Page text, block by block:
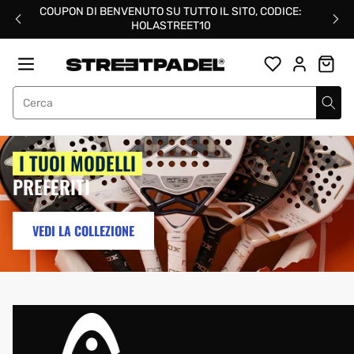
COUPON DI BENVENUTO SU TUTTO IL SITO, CODICE:
HOLASTREET10
Street Padel
I TUOI MODELLI
PREFERITI
VEDI LA COLLEZIONE